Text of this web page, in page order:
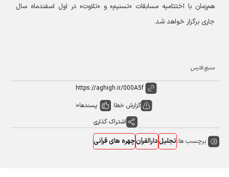
هم‌زمان با اختتامیه مسابقات «تسنیم» و «تلاوت» در اول اسفندماه سال
جاری برگزار خواهد شد.
منبع:فارس
گزارش خطا پسندها0
اشتراک گذاری
برچسب ها:تجلیلدارالقرآنچهره های قرآنی